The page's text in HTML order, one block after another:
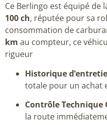
Ce Berlingo est équipé de
100 ch, réputée pour sa
consommation de
km au compteur, ce
rigueur
Historique
totale pour un achat
Contrôle Technique
la route